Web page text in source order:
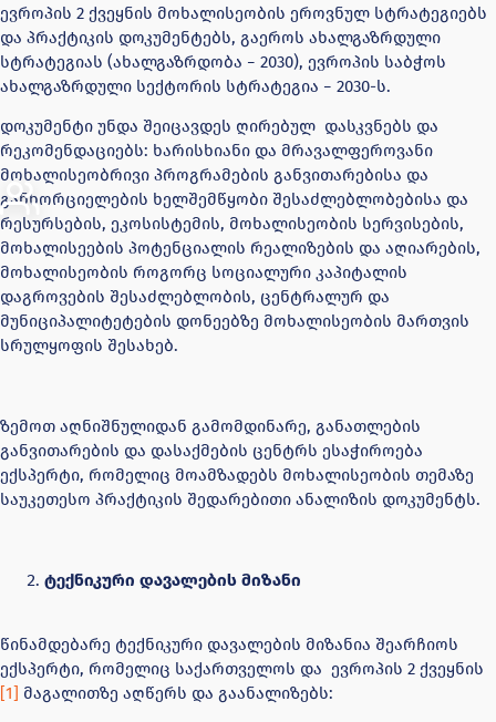
ევროპის 2 ქვეყნის მოხალისეობის ეროვნულ სტრატეგიებს
და პრაქტიკის დოკუმენტებს, გაეროს ახალგაზრდული
სტრატეგიას (ახალგაზრდობა − 2030), ევროპის საბჭოს
ახალგაზრდული სექტორის სტრატეგია − 2030-ს.
დოკუმენტი უნდა შეიცავდეს ღირებულ დასკვნებს და
რეკომენდაციებს: ხარისხიანი და მრავალფეროვანი
მოხალისეობრივი პროგრამების განვითარებისა და
განხორციელების ხელშემწყობი შესაძლებლობებისა და
რესურსების, ეკოსისტემის, მოხალისეობის სერვისების,
მოხალისეების პოტენციალის რეალიზების და აღიარების,
მოხალისეობის როგორც სოციალური კაპიტალის
დაგროვების შესაძლებლობის, ცენტრალურ და
მუნიციპალიტეტების დონეებზე მოხალისეობის მართვის
სრულყოფის შესახებ.
ზემოთ აღნიშნულიდან გამომდინარე, განათლების
განვითარების და დასაქმების ცენტრს ესაჭიროება
ექსპერტი, რომელიც მოამზადებს მოხალისეობის თემაზე
საუკეთესო პრაქტიკის შედარებითი ანალიზის დოკუმენტს.
ტექნიკური დავალების მიზანი
წინამდებარე ტექნიკური დავალების მიზანია შეარჩიოს
ექსპერტი, რომელიც საქართველოს და ევროპის 2 ქვეყნის
[1] მაგალითზე აღწერს და გაანალიზებს: